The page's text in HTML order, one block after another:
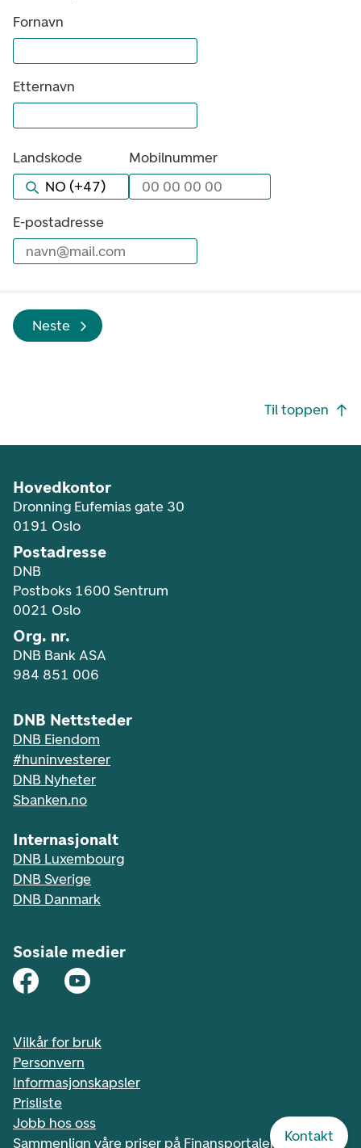
Kontakt
Fornavn
Etternavn
Landskode
Bla gjennom alternativer, lukk med
Mobilnummer
00 00 00 00
E-postadresse
navn@mail.com
Neste
Til toppen
Hovedkontor
Dronning Eufemias gate 30
0191 Oslo
Postadresse
DNB
Postboks 1600 Sentrum
0021 Oslo
Org. nr.
DNB Bank ASA
984 851 006
DNB Nettsteder
DNB Eiendom
#huninvesterer
DNB Nyheter
Sbanken.no
Internasjonalt
DNB Luxembourg
DNB Sverige
DNB Danmark
Sosiale medier
Vilkår for bruk
Personvern
Informasjonskapsler
Prisliste
Jobb hos oss
Sammenlign våre priser på Finansportalen.no